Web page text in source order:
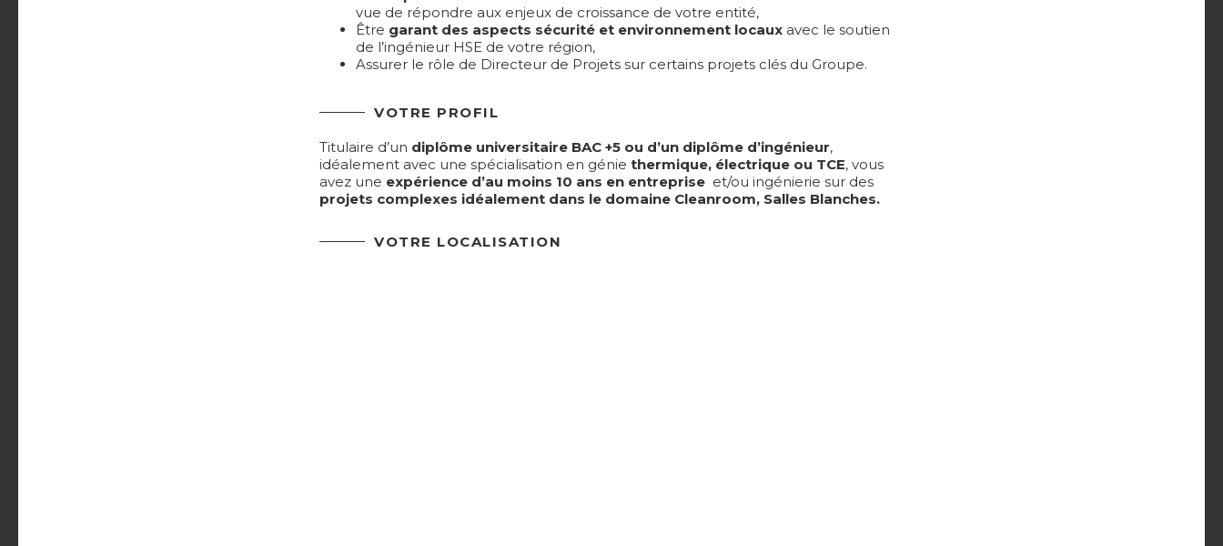
vue de répondre aux enjeux de croissance de votre entité,
Être garant des aspects sécurité et environnement locaux avec le soutien
de l’ingénieur HSE de votre région,
Assurer le rôle de Directeur de Projets sur certains projets clés du Groupe.
VOTRE PROFIL
Titulaire d’un diplôme universitaire BAC +5 ou d’un diplôme d’ingénieur,
idéalement avec une spécialisation en génie thermique, électrique ou TCE, vous
avez une expérience d’au moins 10 ans en entreprise et/ou ingénierie sur des
projets complexes idéalement dans le domaine Cleanroom, Salles Blanches.
VOTRE LOCALISATION